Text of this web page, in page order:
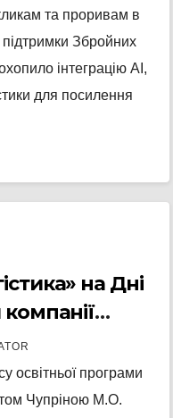
та проривам в
Збройних
інтеграцію AI,
для посилення
на Дні
освітньої програми
Чупріною М.О.